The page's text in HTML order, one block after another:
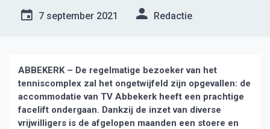
7 september 2021 Redactie
ABBEKERK – De regelmatige bezoeker van het
tenniscomplex zal het ongetwijfeld zijn opgevallen: de
accommodatie van TV Abbekerk heeft een prachtige
facelift ondergaan. Dankzij de inzet van diverse
vrijwilligers is de afgelopen maanden een stoere en